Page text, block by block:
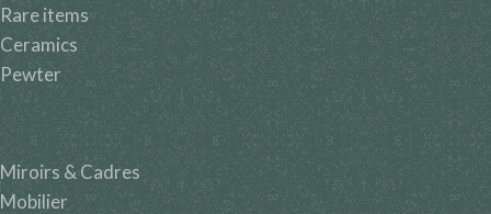
Rare items
Ceramics
Pewter
Miroirs & Cadres
Mobilier